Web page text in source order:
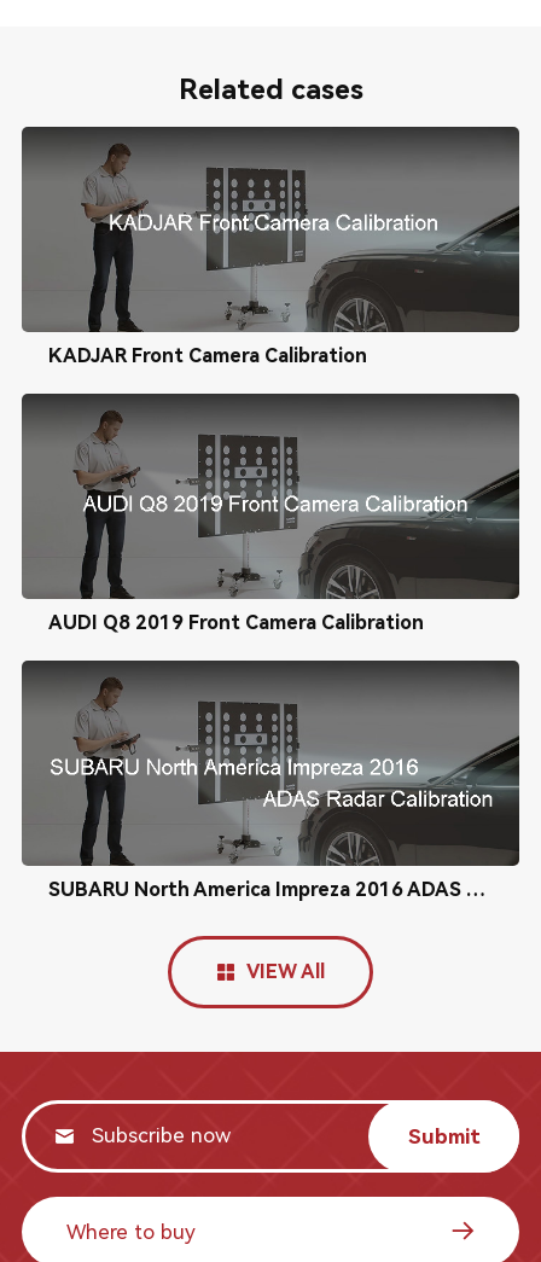
Related cases
KADJAR Front Camera Calibration
AUDI Q8 2019 Front Camera Calibration
SUBARU North America Impreza 2016 ADAS Radar Calibration
VIEW All
Submit
Where to buy